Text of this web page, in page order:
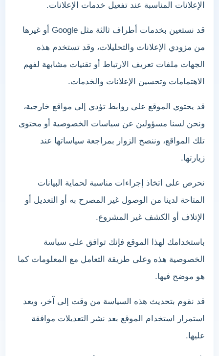
الإعلانات المناسبة عند تفعيل خدمات الإعلانات.
قد نستعين بخدمات أطراف ثالثة مثل Google أو غيرها
من مزودي الإعلانات والتحليلات، وقد تستخدم هذه
الجهات ملفات تعريف الارتباط أو تقنيات مشابهة لفهم
الاهتمامات وتحسين الإعلانات والخدمات.
قد يحتوي الموقع على روابط تؤدي إلى مواقع خارجية،
ونحن لسنا مسؤولين عن سياسات الخصوصية أو محتوى
تلك المواقع، وننصح الزوار بمراجعة سياساتها عند
زيارتها.
نحرص على اتخاذ إجراءات مناسبة لحماية البيانات
المتاحة لدينا من الوصول غير المصرح به أو التعديل أو
الإتلاف أو الكشف غير المشروع.
باستخدامك لهذا الموقع فإنك توافق على سياسة
الخصوصية هذه وعلى طريقة التعامل مع المعلومات كما
هو موضح فيها.
قد نقوم بتحديث هذه السياسة من وقت إلى آخر، ويعد
استمرار استخدام الموقع بعد نشر التعديلات موافقة
عليها.